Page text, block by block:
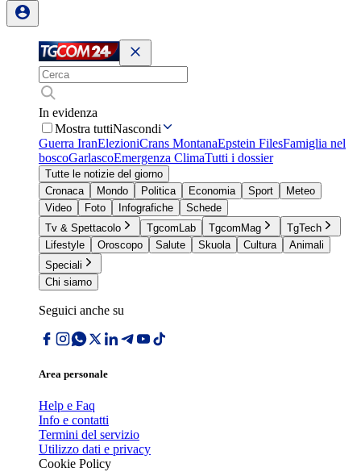
In evidenza
Mostra tuttiNascondi
Guerra IranElezioniCrans MontanaEpstein FilesFamiglia nel
boscoGarlascoEmergenza ClimaTutti i dossier
Tutte le notizie del giorno
Cronaca
Mondo Politica Economia Sport
Meteo
Video
Foto Infografiche
Schede
Tv & Spettacolo
TgcomLab TgcomMag
TgTech
Lifestyle
Oroscopo Salute Skuola Cultura
Animali
Speciali
Chi siamo
Seguici anche su
Area personale
Help e Faq
Info e contatti
Termini del servizio
Utilizzo dati e privacy
Cookie Policy